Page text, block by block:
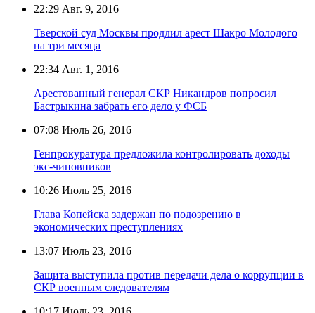
22:29 Авг. 9, 2016
Тверской суд Москвы продлил арест Шакро Молодого
на три месяца
22:34 Авг. 1, 2016
Арестованный генерал СКР Никандров попросил
Бастрыкина забрать его дело у ФСБ
07:08 Июль 26, 2016
Генпрокуратура предложила контролировать доходы
экс-чиновников
10:26 Июль 25, 2016
Глава Копейска задержан по подозрению в
экономических преступлениях
13:07 Июль 23, 2016
Защита выступила против передачи дела о коррупции в
СКР военным следователям